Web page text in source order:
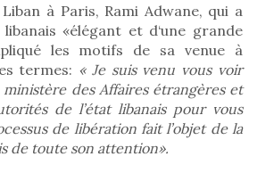
Liban à Paris, Rami Adwane, qui a
«élégant et d‘une grande
les motifs de sa venue à
termes: « Je suis venu vous voir
des Affaires étrangères et
de l’état libanais pour vous
de libération fait l’objet de la
de toute son attention».